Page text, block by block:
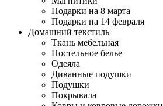
Подарки на 8 марта
Подарки на 14 февраля
Домашний текстиль
Ткань мебельная
Постельное белье
Одеяла
Диванные подушки
Подушки
Покрывала